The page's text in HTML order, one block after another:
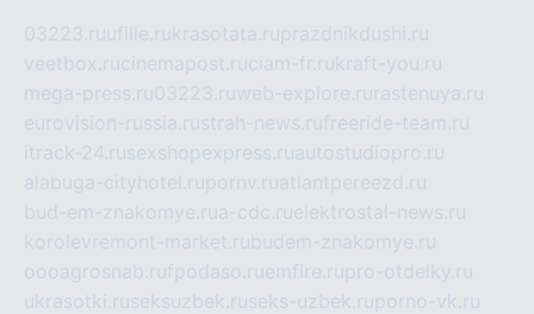
03223.ruufille.rukrasotata.ruprazdnikdushi.ru
veetbox.rucinemapost.ruciam-fr.rukraft-you.ru
mega-press.ru03223.ruweb-explore.ru rastenuya.ru
eurovision-russia.rustrah-news.rufreeride-team.ru
itrack-24.rusexshopexpress.ruautostudiopro.ru
alabuga-cityhotel.rupornv.ruatlantpereezd.ru
bud-em-znakomye.rua-cdc.ruelektrostal-news.ru
korolevremont-market.rubudem-znakomye.ru
oooagrosnab.rufpodaso.ruemfire.rupro-otdelky.ru
ukrasotki.ruseksuzbek.ruseks-uzbek.ruporno-vk.ru